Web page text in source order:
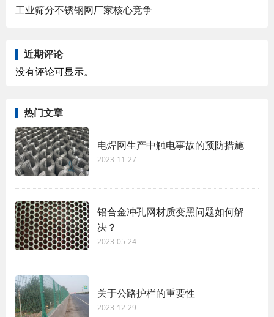
工业筛分不锈钢网厂家核心竞争
近期评论
没有评论可显示。
热门文章
电焊网生产中触电事故的预防措施
2023-11-27
铝合金冲孔网材质变黑问题如何解
决？
2023-05-24
关于公路护栏的重要性
2023-12-29